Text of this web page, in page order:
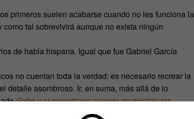
primeros suelen acabarse cuando no les funciona la
tal sobrevivirá aunque no exista ningún
de habla hispana. Igual que fue Gabriel García
no cuentan toda la verdad: es necesario recrear la
detalle asombroso. Ir, en suma, más allá de lo
Gabo y el periodismo cuando no existían las